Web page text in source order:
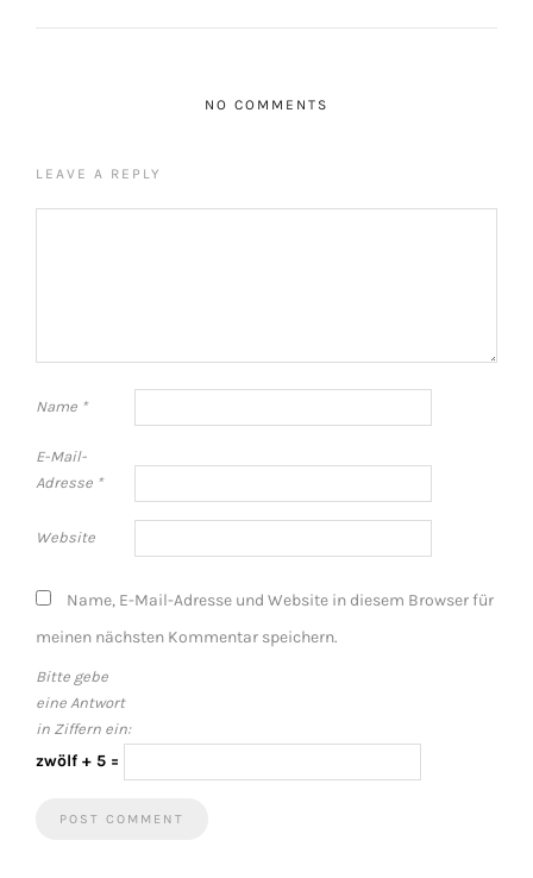
NO COMMENTS
LEAVE A REPLY
Name *
E-Mail-
Adresse *
Website
Name, E-Mail-Adresse und Website in diesem Browser für
meinen nächsten Kommentar speichern.
Bitte gebe
eine Antwort
in Ziffern ein:
zwölf + 5 =